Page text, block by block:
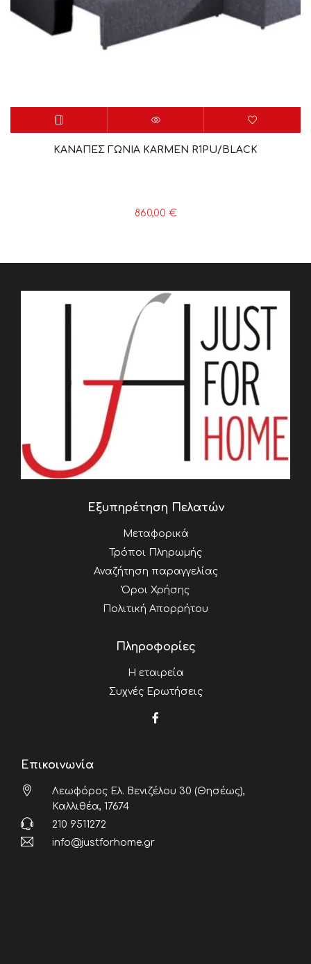
ΚΑΝΑΠΕΣ ΓΩΝΙΑ KARMEN R1PU/BLACK
860,00 €
Εξυπηρέτηση Πελατών
Μεταφορικά
Τρόποι Πληρωμής
Αναζήτηση παραγγελίας
Όροι Χρήσης
Πολιτική Απορρήτου
Πληροφορίες
Η εταιρεία
Συχνές Ερωτήσεις
Επικοινωνία
Λεωφόρος Ελ. Βενιζέλου 30 (Θησέως),
Καλλιθέα, 17674
210 9511272
info@justforhome.gr